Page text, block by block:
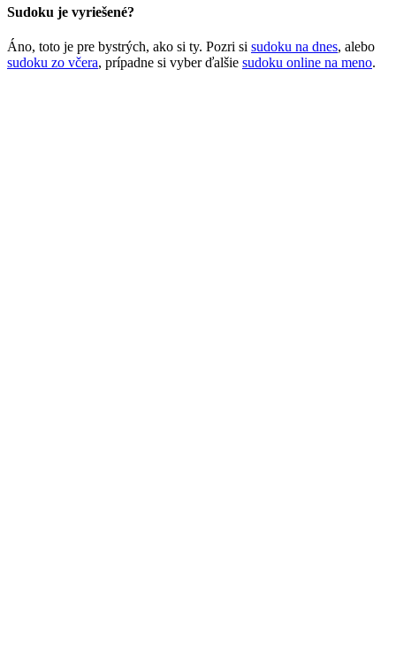
Sudoku je vyriešené?
Áno, toto je pre bystrých, ako si ty. Pozri si sudoku na dnes, alebo
sudoku zo včera, prípadne si vyber ďalšie sudoku online na meno.